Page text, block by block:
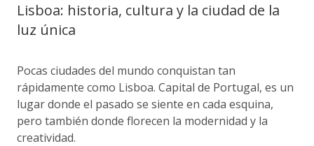
Lisboa: historia, cultura y la ciudad de la
luz única
Pocas ciudades del mundo conquistan tan
rápidamente como Lisboa. Capital de Portugal, es un
lugar donde el pasado se siente en cada esquina,
pero también donde florecen la modernidad y la
creatividad.